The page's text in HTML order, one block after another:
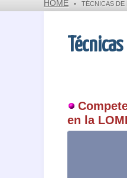
HOME • TÉCNICAS DE
en la